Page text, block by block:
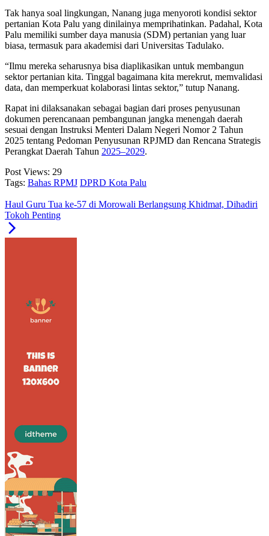
Tak hanya soal lingkungan, Nanang juga menyoroti kondisi sektor
pertanian Kota Palu yang dinilainya memprihatinkan. Padahal, Kota
Palu memiliki sumber daya manusia (SDM) pertanian yang luar
biasa, termasuk para akademisi dari Universitas Tadulako.
“Ilmu mereka seharusnya bisa diaplikasikan untuk membangun
sektor pertanian kita. Tinggal bagaimana kita merekrut, memvalidasi
data, dan memperkuat kolaborasi lintas sektor,” tutup Nanang.
Rapat ini dilaksanakan sebagai bagian dari proses penyusunan
dokumen perencanaan pembangunan jangka menengah daerah
sesuai dengan Instruksi Menteri Dalam Negeri Nomor 2 Tahun
2025 tentang Pedoman Penyusunan RPJMD dan Rencana Strategis
Perangkat Daerah Tahun 2025–2029.
Post Views: 29
Tags: Bahas RPMJ DPRD Kota Palu
Haul Guru Tua ke-57 di Morowali Berlangsung Khidmat, Dihadiri
Tokoh Penting